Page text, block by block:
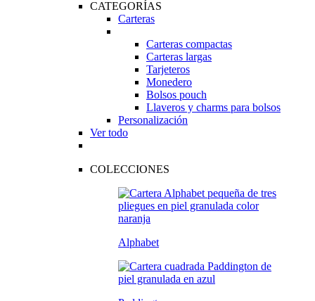
CATEGORÍAS
Carteras
Carteras compactas
Carteras largas
Tarjeteros
Monedero
Bolsos pouch
Llaveros y charms para bolsos
Personalización
Ver todo
COLECCIONES
Alphabet